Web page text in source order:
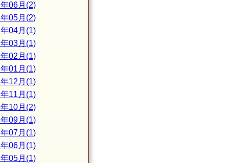
06月(2)
05月(2)
04月(1)
03月(1)
02月(1)
01月(1)
12月(1)
11月(1)
10月(2)
09月(1)
07月(1)
06月(1)
05月(1)